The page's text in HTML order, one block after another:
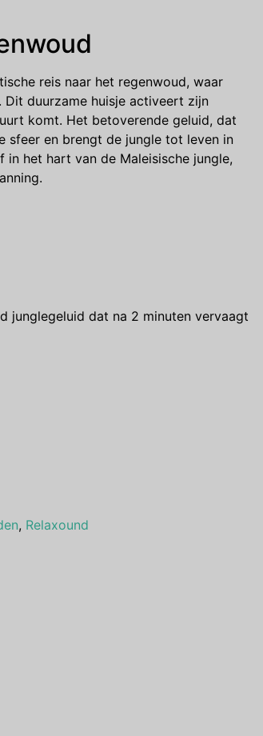
reis naar het regenwoud, waar
duurzame huisje activeert zijn
komt. Het betoverende geluid, dat
sfeer en brengt de jungle tot leven in
het hart van de Maleisische jungle,
junglegeluid dat na 2 minuten vervaagt
, Relaxound